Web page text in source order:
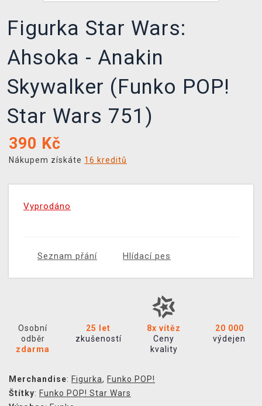
Figurka Star Wars:
Ahsoka - Anakin
Skywalker (Funko POP!
Star Wars 751)
390 Kč
Nákupem získáte 16 kreditů
Vyprodáno
Seznam přání Hlídací pes
Osobní
odběr
zdarma
25 let
zkušeností
8x vítěz
Ceny
kvality
20 000
výdejen
Merchandise: Figurka, Funko POP!
Štítky: Funko POP! Star Wars